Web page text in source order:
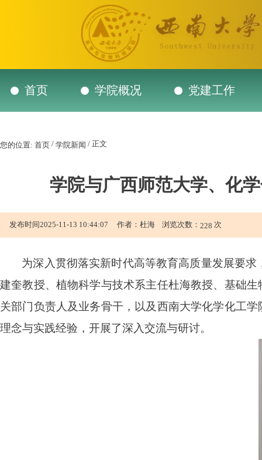
首页 学院概况 党建工作
您的位置: 首页 / 学院新闻 / 正文
学院与广西师范大学、化
发布时间2025-11-13 10:44:07 作者：杜海 浏览次数： 228 次
为深入贯彻落实新时代高等教育高质量发展要
建奎教授、植物科学与技术系主任杜海教授、基础
关部门负责人及业务骨干，以及西南大学化学化工
理念与实践经验，开展了深入交流与研讨。